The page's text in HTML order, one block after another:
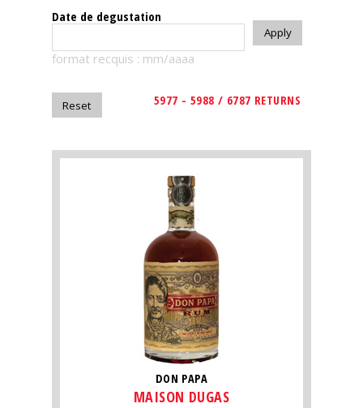
The
magazine
Magazine
Date de degustation
format recquis : mm/aaaa
5977 - 5988 / 6787 RETURNS
DON PAPA
MAISON DUGAS